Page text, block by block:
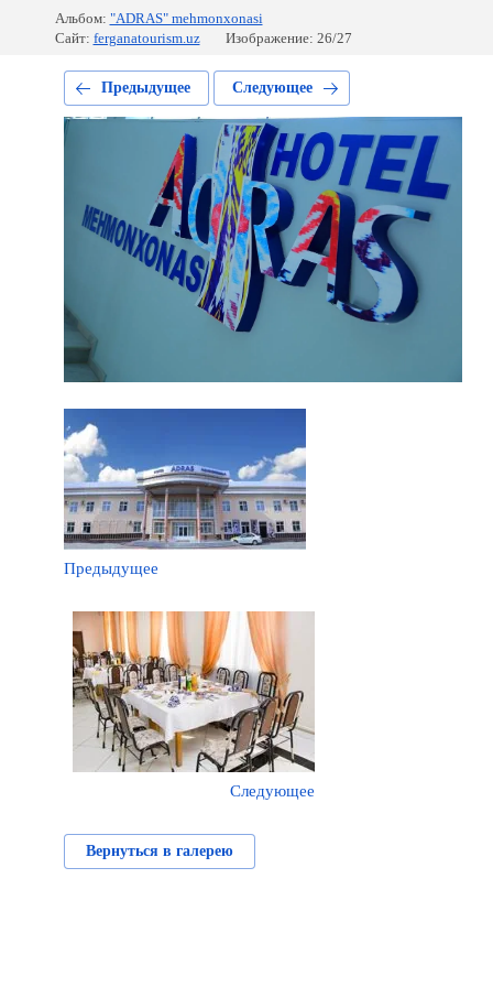
Альбом: "ADRAS" mehmonxonasi
Сайт: ferganatourism.uz Изображение: 26/27
Предыдущее Следующее
Предыдущее
Следующее
Вернуться в галерею